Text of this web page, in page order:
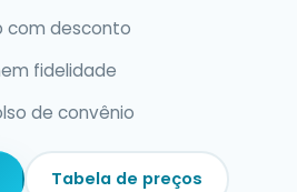
com desconto
fidelidade
de convênio
Tabela de preços